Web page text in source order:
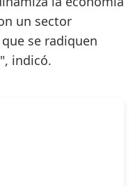
un sector
se radiquen
indicó.